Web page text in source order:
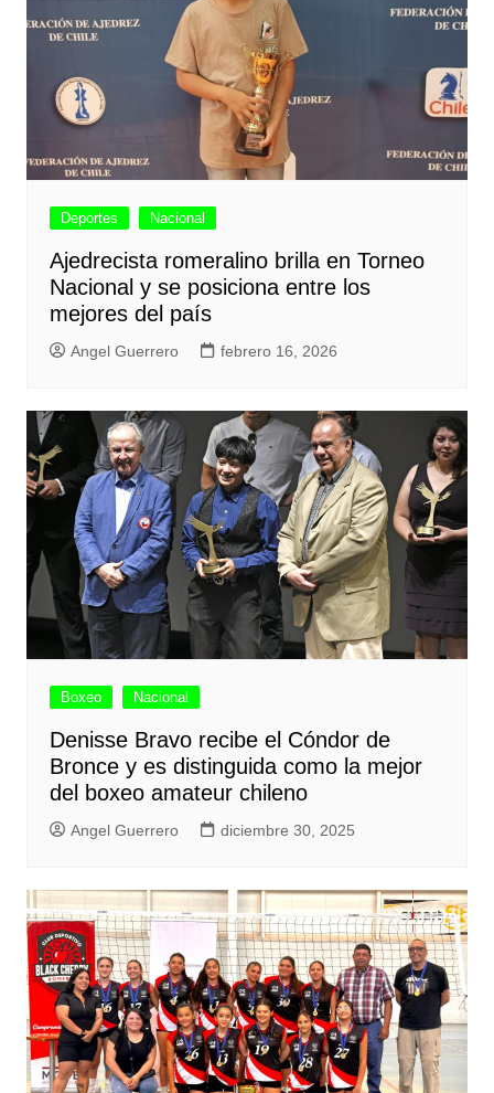
Deportes Nacional
Ajedrecista romeralino brilla en Torneo
Nacional y se posiciona entre los
mejores del país
Angel Guerrero febrero 16, 2026
Boxeo Nacional
Denisse Bravo recibe el Cóndor de
Bronce y es distinguida como la mejor
del boxeo amateur chileno
Angel Guerrero diciembre 30, 2025